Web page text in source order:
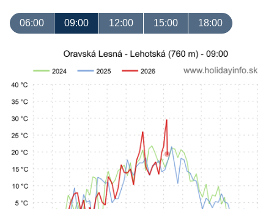
06:00 09:00 12:00 15:00 18:00